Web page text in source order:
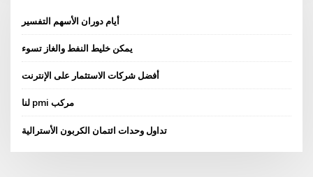
أيام دوران الأسهم التفسير
يمكن خليط النفط والغاز تسوء
أفضل شركات الاستثمار على الإنترنت
لنا pmi مركب
تداول وحدات ائتمان الكربون الأسترالية